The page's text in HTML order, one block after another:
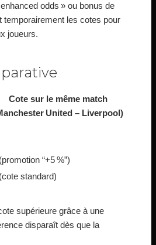
odds » ou bonus de
temporairement les cotes pour
joueurs.
Cote sur le même match
United – Liverpool)
“+5 %”)
standard)
supérieure grâce à une
disparaît dès que la